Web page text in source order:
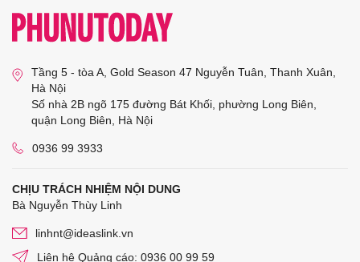
Tầng 5 - tòa A, Gold Season 47 Nguyễn Tuân, Thanh Xuân,
Hà Nội
Số nhà 2B ngõ 175 đường Bát Khối, phường Long Biên,
quận Long Biên, Hà Nội
0936 99 3933
CHỊU TRÁCH NHIỆM NỘI DUNG
Bà Nguyễn Thùy Linh
linhnt@ideaslink.vn
Liên hệ Quảng cáo: 0936 00 99 59